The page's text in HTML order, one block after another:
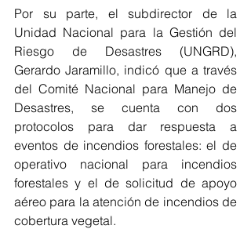
Por su parte, el subdirector de la
Unidad Nacional para la Gestión del
Riesgo de Desastres (UNGRD),
Gerardo Jaramillo, indicó que a través
del Comité Nacional para Manejo de
Desastres, se cuenta con dos
protocolos para dar respuesta a
eventos de incendios forestales: el de
operativo nacional para incendios
forestales y el de solicitud de apoyo
aéreo para la atención de incendios de
cobertura vegetal.